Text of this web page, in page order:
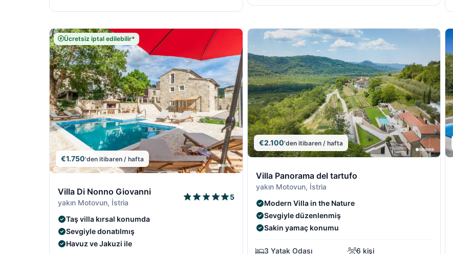
Ücretsiz iptal edilebilir*
€1.750'den itibaren / hafta
Villa Di Nonno Giovanni
yakın Motovun, İstria
5
Taş villa kırsal konumda
Sevgiyle donatılmış
Havuz ve Jakuzi ile
€2.100'den itibaren / hafta
Villa Panorama del tartufo
yakın Motovun, İstria
Modern Villa in the Nature
Sevgiyle düzenlenmiş
Sakin yamaç konumu
3 Yatak Odası
6 kişi